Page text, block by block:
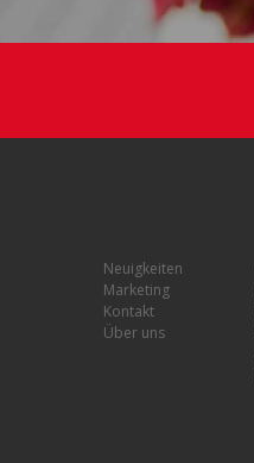
Neuigkeiten
Marketing
Kontakt
Über uns